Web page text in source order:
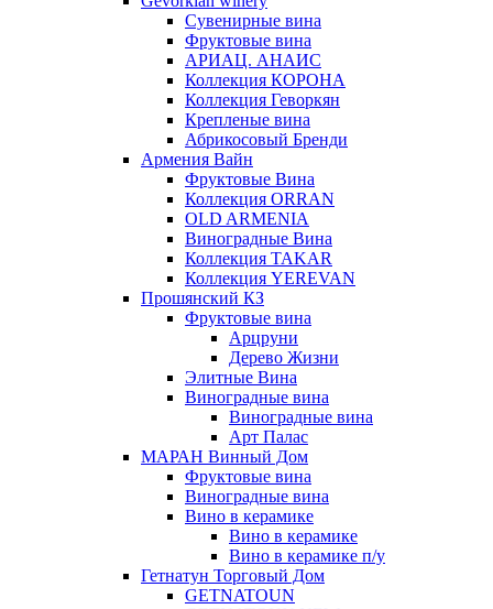
Сувенирные вина
Фруктовые вина
АРИАЦ. АНАИС
Коллекция КОРОНА
Коллекция Геворкян
Крепленые вина
Абрикосовый Бренди
Армения Вайн
Фруктовые Вина
Коллекция ORRAN
OLD ARMENIA
Виноградные Вина
Коллекция TAKAR
Коллекция YEREVAN
Прошянский КЗ
Фруктовые вина
Арцруни
Дерево Жизни
Элитные Вина
Виноградные вина
Виноградные вина
Арт Палас
МАРАН Винный Дом
Фруктовые вина
Виноградные вина
Вино в керамике
Вино в керамике
Вино в керамике п/у
Гетнатун Торговый Дом
GETNATOUN